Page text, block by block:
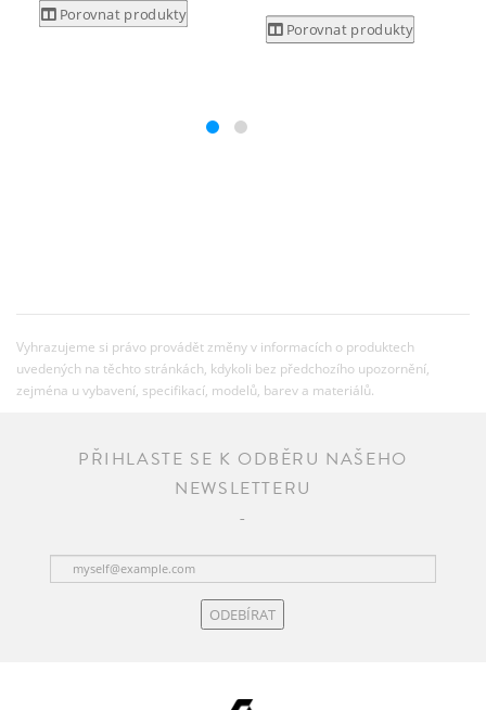
Porovnat produkty
Porovnat produkty
Vyhrazujeme si právo provádět změny v informacích o produktech
uvedených na těchto stránkách, kdykoli bez předchozího upozornění,
zejména u vybavení, specifikací, modelů, barev a materiálů.
PŘIHLASTE SE K ODBĚRU NAŠEHO
NEWSLETTERU
ODEBÍRAT